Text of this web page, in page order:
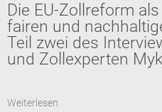
Die EU-Zollreform
fairen und
Teil zwei des
und Zollexperten
Weiterlesen